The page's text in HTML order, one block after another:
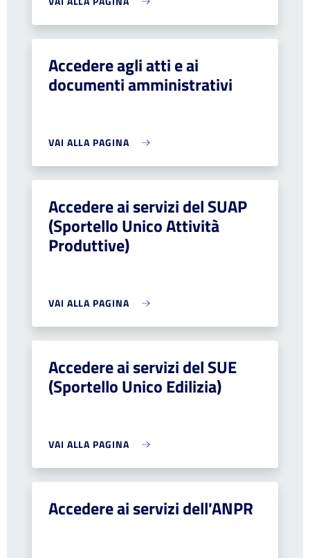
Accedere agli atti e ai
documenti amministrativi
VAI ALLA PAGINA
Accedere ai servizi del SUAP
(Sportello Unico Attività
Produttive)
VAI ALLA PAGINA
Accedere ai servizi del SUE
(Sportello Unico Edilizia)
VAI ALLA PAGINA
Accedere ai servizi dell'ANPR